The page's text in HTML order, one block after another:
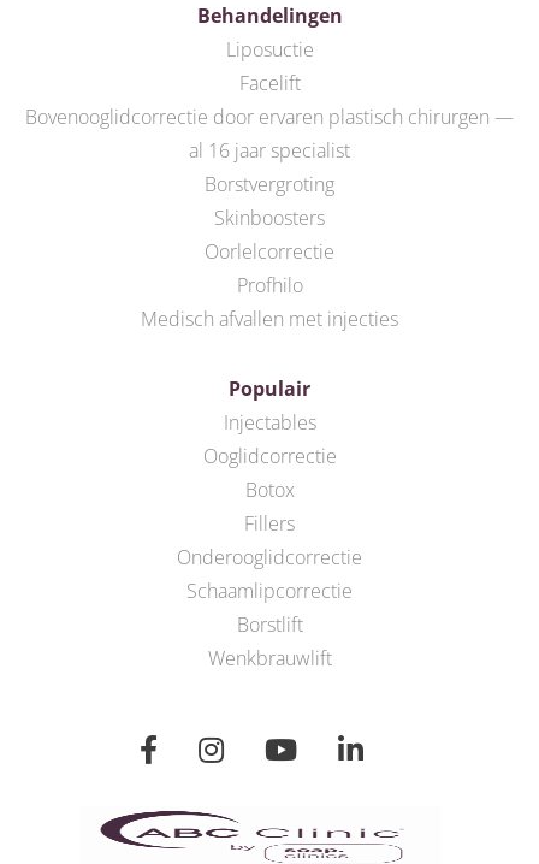
Behandelingen
Liposuctie
Facelift
Bovenooglidcorrectie door ervaren plastisch chirurgen —
al 16 jaar specialist
Borstvergroting
Skinboosters
Oorlelcorrectie
Profhilo
Medisch afvallen met injecties
Populair
Injectables
Ooglidcorrectie
Botox
Fillers
Onderooglidcorrectie
Schaamlipcorrectie
Borstlift
Wenkbrauwlift